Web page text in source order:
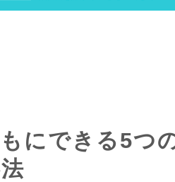
にできる5つ